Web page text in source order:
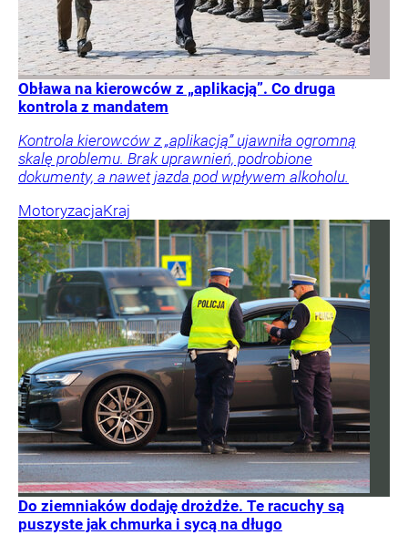
Obława na kierowców z „aplikacją”. Co druga
kontrola z mandatem
Kontrola kierowców z „aplikacją” ujawniła ogromną
skalę problemu. Brak uprawnień, podrobione
dokumenty, a nawet jazda pod wpływem alkoholu.
MotoryzacjaKraj
Do ziemniaków dodaję drożdże. Te racuchy są
puszyste jak chmurka i sycą na długo